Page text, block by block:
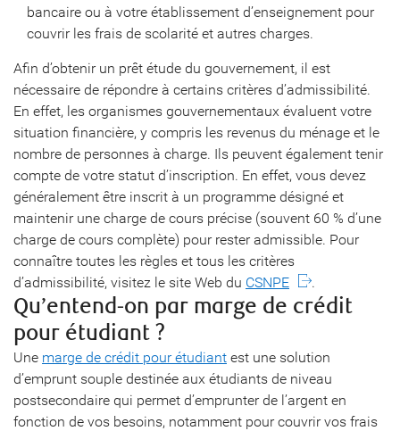
bancaire ou à votre établissement d’enseignement pour
couvrir les frais de scolarité et autres charges.
Afin d’obtenir un prêt étude du gouvernement, il est
nécessaire de répondre à certains critères d’admissibilité.
En effet, les organismes gouvernementaux évaluent votre
situation financière, y compris les revenus du ménage et le
nombre de personnes à charge. Ils peuvent également tenir
compte de votre statut d’inscription. En effet, vous devez
généralement être inscrit à un programme désigné et
maintenir une charge de cours précise (souvent 60 % d’une
charge de cours complète) pour rester admissible. Pour
connaître toutes les règles et tous les critères
d’admissibilité, visitez le site Web du CSNPE .
Qu’entend-on par marge de crédit
pour étudiant ?
Une marge de crédit pour étudiant est une solution
d’emprunt souple destinée aux étudiants de niveau
postsecondaire qui permet d’emprunter de l’argent en
fonction de vos besoins, notamment pour couvrir vos frais